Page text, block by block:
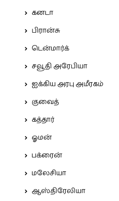
கனடா
பிரான்சு
டென்மார்க்
சவூதி அரேபியா
ஐக்கிய அரபு அமீரகம்
குவைத்
கத்தார்
ஓமன்
பக்ரைன்
மலேசியா
ஆஸ்திரேலியா